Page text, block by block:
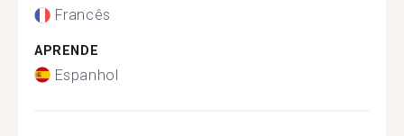
Francês
APRENDE
Espanhol